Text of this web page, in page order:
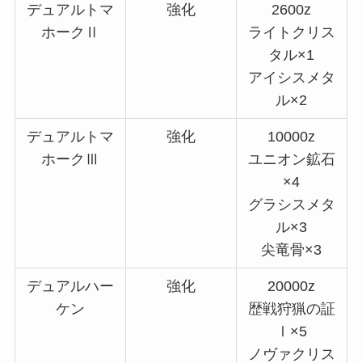
デュアルトマ
ホークⅡ
強化
2600z
ライトクリス
タル×1
アイシスメタ
ル×2
デュアルトマ
ホークⅢ
強化
10000z
ユニオン鉱石
×4
グラシスメタ
ル×3
尖竜骨×3
デュアルハー
ケン
強化
20000z
歴戦狩猟の証
Ⅰ×5
ノヴァクリス